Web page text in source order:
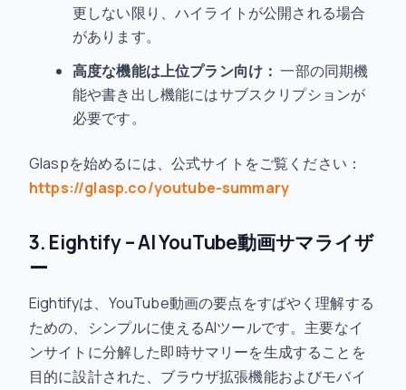
更しない限り、ハイライトが公開される場合
があります。
高度な機能は上位プラン向け： 一部の同期機
能や書き出し機能にはサブスクリプションが
必要です。
Glaspを始めるには、公式サイトをご覧ください：
https://glasp.co/youtube-summary
3. Eightify – AI YouTube動画サマライザ
ー
Eightifyは、YouTube動画の要点をすばやく理解する
ための、シンプルに使えるAIツールです。主要なイ
ンサイトに分解した即時サマリーを生成することを
目的に設計された、ブラウザ拡張機能およびモバイ